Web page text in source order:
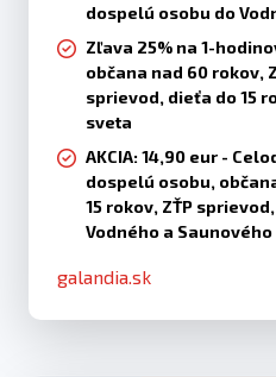
dospelú osobu do
Zľava 25% na 1-
občana nad 60 rokov,
sprievod, dieťa do 15
sveta
AKCIA: 14,90 eur -
dospelú osobu,
15 rokov, ZŤP
Vodného a
galandia.sk